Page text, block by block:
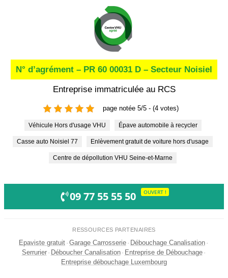
N° d’agrément – PR 60 00031 D – Secteur Noisiel
Entreprise immatriculée au RCS
page notée 5/5 - (4 votes)
Véhicule Hors d'usage VHU Épave automobile à recycler
Casse auto Noisiel 77 Enlèvement gratuit de voiture hors d'usage
Centre de dépollution VHU Seine-et-Marne
09 77 55 55 50 OUVERT !
RESSOURCES PARTENAIRES
Epaviste gratuit · Garage Carrosserie · Débouchage Canalisation ·
Serrurier · Déboucher Canalisation · Entreprise de Débouchage ·
Entreprise débouchage Luxembourg